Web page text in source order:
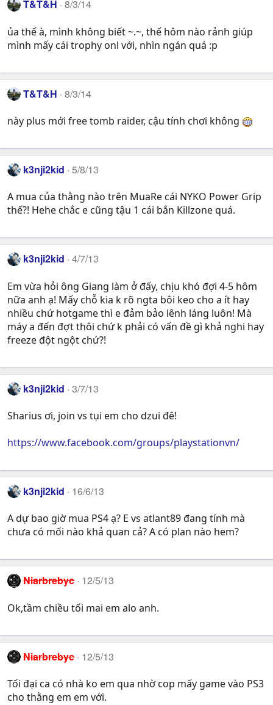
T&T&H 8/3/14
ủa thế à, mình không biết ~.~, thế hôm nào rảnh giúp
mình mấy cái trophy onl với, nhìn ngán quá :p
T&T&H 8/3/14
này plus mới free tomb raider, cậu tính chơi không
k3nji2kid 5/8/13
A mua của thằng nào trên MuaRe cái NYKO Power Grip
thế?! Hehe chắc e cũng tậu 1 cái bắn Killzone quá.
k3nji2kid 4/7/13
Em vừa hỏi ông Giang làm ở đấy, chịu khó đợi 4-5 hôm
nữa anh ạ! Mấy chỗ kia k rõ ngta bôi keo cho a ít hay
nhiều chứ hotgame thì e đảm bảo lênh láng luôn! Mà
máy a đến đợt thôi chứ k phải có vấn đề gì khả nghi hay
freeze đột ngột chứ?!
k3nji2kid 3/7/13
Sharius ơi, join vs tụi em cho dzui đê!
https://www.facebook.com/groups/playstationvn/
k3nji2kid 16/6/13
A dự bao giờ mua PS4 ạ? E vs atlant89 đang tính mà
chưa có mối nào khả quan cả? A có plan nào hem?
Niarbrebyc 12/5/13
Ok,tầm chiều tối mai em alo anh.
Niarbrebyc 12/5/13
Tối đại ca có nhà ko em qua nhờ cop mấy game vào PS3
cho thằng em em với.